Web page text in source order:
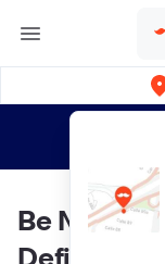
Be Natural